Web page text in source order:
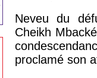
Neveu du
Cheikh
proclamé son